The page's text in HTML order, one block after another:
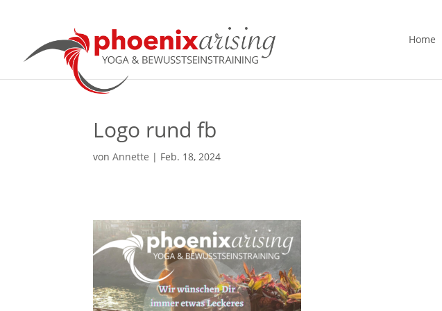
Home
Logo rund fb
vonAnnette | Feb. 18, 2024